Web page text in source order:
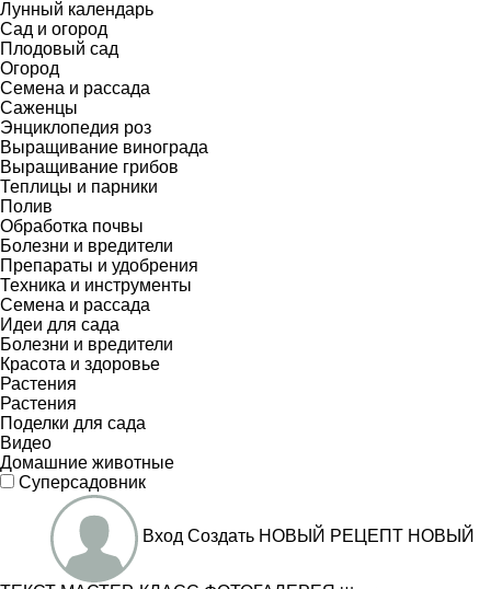
Лунный календарь
Сад и огород
Плодовый сад
Огород
Семена и рассада
Саженцы
Энциклопедия роз
Выращивание винограда
Выращивание грибов
Теплицы и парники
Полив
Обработка почвы
Болезни и вредители
Препараты и удобрения
Техника и инструменты
Семена и рассада
Идеи для сада
Болезни и вредители
Красота и здоровье
Растения
Растения
Поделки для сада
Видео
Домашние животные
Суперсадовник
Вход Создать НОВЫЙ РЕЦЕПТ НОВЫЙ